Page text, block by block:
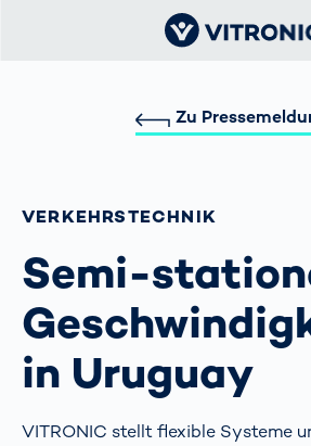
Zu
VERKEHRS­TECHNIK
Semi-
in Uruguay
VITRONIC stellt flexible Systeme